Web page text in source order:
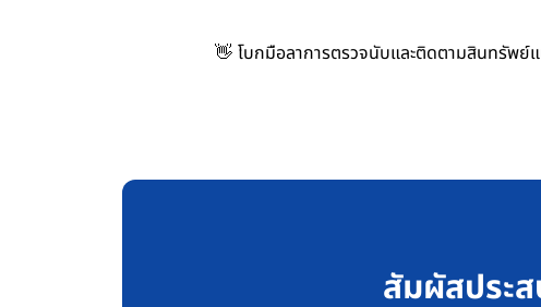
👋 โบกมือลาการตรวจนับและติดตามสินทรัพย์แ
สัมผัสประ